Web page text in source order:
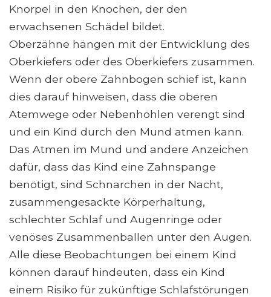
Knorpel in den Knochen, der den
erwachsenen Schädel bildet.
Oberzähne hängen mit der Entwicklung des
Oberkiefers oder des Oberkiefers zusammen.
Wenn der obere Zahnbogen schief ist, kann
dies darauf hinweisen, dass die oberen
Atemwege oder Nebenhöhlen verengt sind
und ein Kind durch den Mund atmen kann.
Das Atmen im Mund und andere Anzeichen
dafür, dass das Kind eine Zahnspange
benötigt, sind Schnarchen in der Nacht,
zusammengesackte Körperhaltung,
schlechter Schlaf und Augenringe oder
venöses Zusammenballen unter den Augen.
Alle diese Beobachtungen bei einem Kind
können darauf hindeuten, dass ein Kind
einem Risiko für zukünftige Schlafstörungen